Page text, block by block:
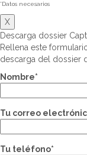
*Datos necesarios
X
Descarga dossier
Rellena este
descarga del dossier
Nombre*
Tu correo
Tu teléfono*